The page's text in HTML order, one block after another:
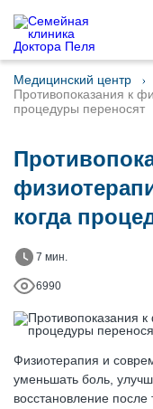
Медицинский центр
Противопоказания к
процедуры переносят
когда
7 мин.
6990
Физиотерапия и
уменьшать боль,
восстановление